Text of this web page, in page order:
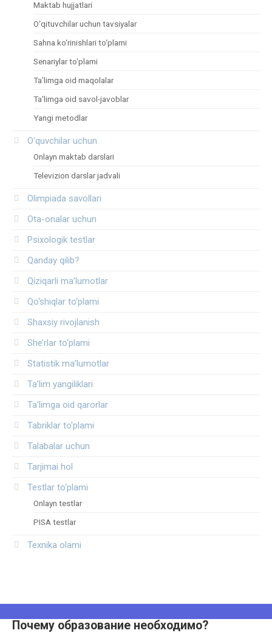
Maktab hujjatlari
O‘qituvchilar uchun tavsiyalar
Sahna ko‘rinishlari to‘plami
Senariylar to‘plami
Ta’limga oid maqolalar
Ta’limga oid savol-javoblar
Yangi metodlar
O‘quvchilar uchun
Onlayn maktab darslari
Televizion darslar jadvali
Olimpiada savollari
Ota-onalar uchun
Psixologik testlar
Qanday qilib?
Qiziqarli ma’lumotlar
Qo‘shiqlar to‘plami
Shaxsiy rivojlanish
She’rlar to‘plami
Statistik ma’lumotlar
Ta’lim yangiliklari
Ta’limga oid qarorlar
Tabriklar to'plami
Talabalar uchun
Tarjimai hol
Testlar to‘plami
Onlayn testlar
PISA testlar
Texnika olami
Почему образование необходимо?